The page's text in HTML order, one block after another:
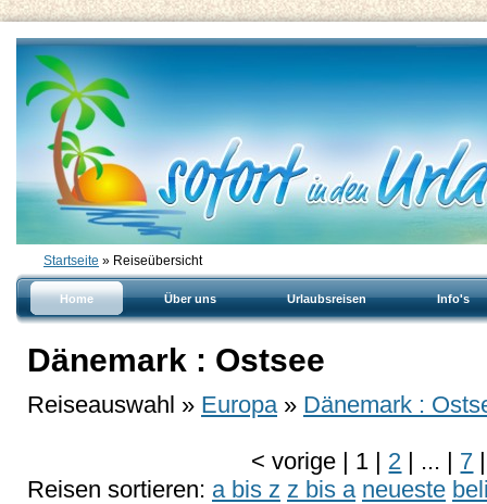
Startseite » Reiseübersicht
Home Über uns Urlaubsreisen Info's
Dänemark : Ostsee
Reiseauswahl » Europa » Dänemark :
<vorige | 1 | 2 | ... | 7 |
Reisen sortieren: a bis z z bis a neueste